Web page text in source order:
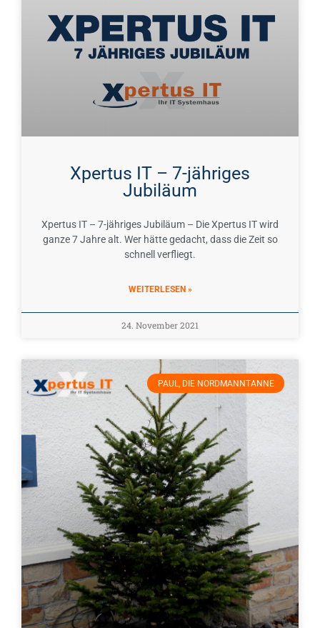
Xpertus IT – 7-jähriges
Jubiläum
Xpertus IT – 7-jähriges Jubiläum – Die Xpertus IT wird
ganze 7 Jahre alt. Wer hätte gedacht, dass die Zeit so
schnell verfliegt.
WEITERLESEN »
24. November 2021
PAUL, DIE NORDMANNTANNE